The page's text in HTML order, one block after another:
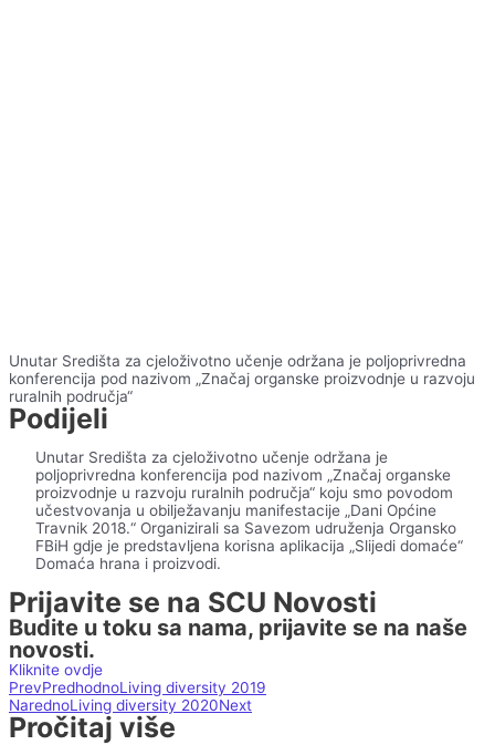
Unutar Središta za cjeloživotno učenje održana je poljoprivredna
konferencija pod nazivom „Značaj organske proizvodnje u razvoju
ruralnih područja“
Podijeli
Unutar Središta za cjeloživotno učenje održana je
poljoprivredna konferencija pod nazivom „Značaj organske
proizvodnje u razvoju ruralnih područja“ koju smo povodom
učestvovanja u obilježavanju manifestacije „Dani Općine
Travnik 2018.“ Organizirali sa Savezom udruženja Organsko
FBiH gdje je predstavljena korisna aplikacija „Slijedi domaće“
Domaća hrana i proizvodi.
Prijavite se na SCU Novosti
Budite u toku sa nama, prijavite se na naše
novosti.
Kliknite ovdje
PrevPredhodnoLiving diversity 2019
NarednoLiving diversity 2020Next
Pročitaj više